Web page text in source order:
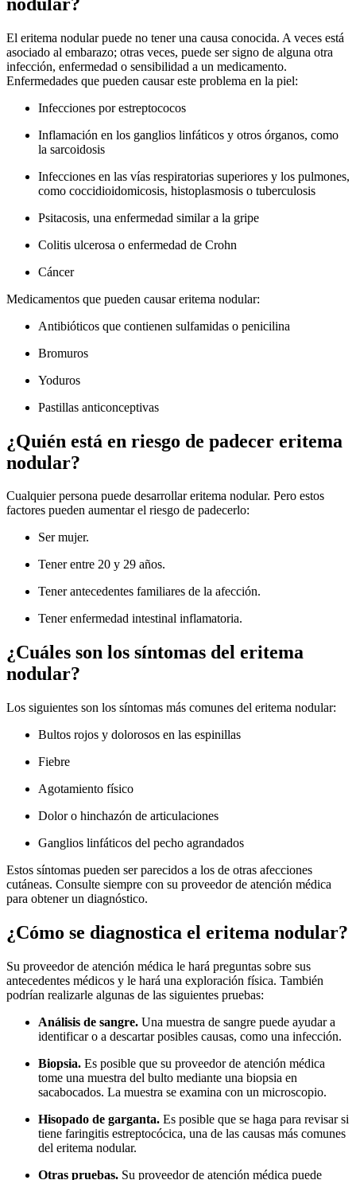
El eritema nodular puede no tener una causa conocida. A veces está
asociado al embarazo; otras veces, puede ser signo de alguna otra
infección, enfermedad o sensibilidad a un medicamento.
Enfermedades que pueden causar este problema en la piel:
Infecciones por estreptococos
Inflamación en los ganglios linfáticos y otros órganos, como
la sarcoidosis
Infecciones en las vías respiratorias superiores y los pulmones,
como coccidioidomicosis, histoplasmosis o tuberculosis
Psitacosis, una enfermedad similar a la gripe
Colitis ulcerosa o enfermedad de Crohn
Cáncer
Medicamentos que pueden causar eritema nodular:
Antibióticos que contienen sulfamidas o penicilina
Bromuros
Yoduros
Pastillas anticonceptivas
¿Quién está en riesgo de padecer eritema
nodular?
Cualquier persona puede desarrollar eritema nodular. Pero estos
factores pueden aumentar el riesgo de padecerlo:
Ser mujer.
Tener entre 20 y 29 años.
Tener antecedentes familiares de la afección.
Tener enfermedad intestinal inflamatoria.
¿Cuáles son los síntomas del eritema
nodular?
Los siguientes son los síntomas más comunes del eritema nodular:
Bultos rojos y dolorosos en las espinillas
Fiebre
Agotamiento físico
Dolor o hinchazón de articulaciones
Ganglios linfáticos del pecho agrandados
Estos síntomas pueden ser parecidos a los de otras afecciones
cutáneas. Consulte siempre con su proveedor de atención médica
para obtener un diagnóstico.
¿Cómo se diagnostica el eritema nodular?
Su proveedor de atención médica le hará preguntas sobre sus
antecedentes médicos y le hará una exploración física. También
podrían realizarle algunas de las siguientes pruebas:
Análisis de sangre. Una muestra de sangre puede ayudar a
identificar o a descartar posibles causas, como una infección.
Biopsia. Es posible que su proveedor de atención médica
tome una muestra del bulto mediante una biopsia en
sacabocados. La muestra se examina con un microscopio.
Hisopado de garganta. Es posible que se haga para revisar si
tiene faringitis estreptocócica, una de las causas más comunes
del eritema nodular.
Otras pruebas. Su proveedor de atención médica puede